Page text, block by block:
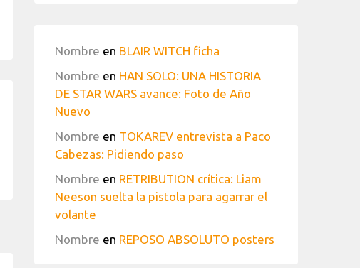
Nombre en BLAIR WITCH ficha
Nombre en HAN SOLO: UNA HISTORIA
DE STAR WARS avance: Foto de Año
Nuevo
Nombre en TOKAREV entrevista a Paco
Cabezas: Pidiendo paso
Nombre en RETRIBUTION crítica: Liam
Neeson suelta la pistola para agarrar el
volante
Nombre en REPOSO ABSOLUTO posters